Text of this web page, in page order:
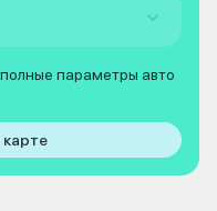
параметры авто